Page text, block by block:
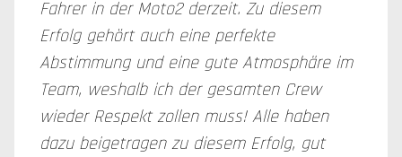
Fahrer in der Moto2 derzeit. Zu diesem
Erfolg gehört auch eine perfekte
Abstimmung und eine gute Atmosphäre im
Team, weshalb ich der gesamten Crew
wieder Respekt zollen muss! Alle haben
dazu beigetragen zu diesem Erfolg, gut